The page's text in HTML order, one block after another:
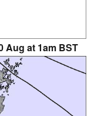
Aug at 1am BST